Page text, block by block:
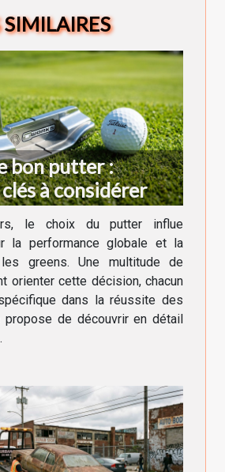
bon putter :
à considérer
le choix du putter influe
la performance globale et la
greens. Une multitude de
orienter cette décision, chacun
dans la réussite des
propose de découvrir en détail